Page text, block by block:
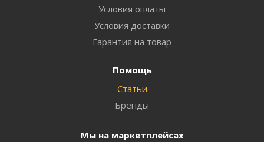
Условия оплаты
Условия доставки
Гарантия на товар
Помощь
Статьи
Бренды
Мы на маркетплейсах